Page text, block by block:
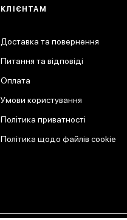
КЛІЄНТАМ
Доставка та повернення
Питання та відповіді
Оплата
Умови користування
Політика приватності
Політика щодо файлів cookie